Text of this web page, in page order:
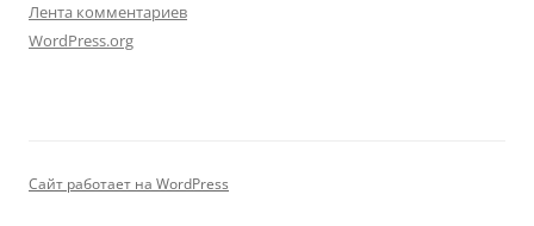
Лента комментариев
WordPress.org
Сайт работает на WordPress